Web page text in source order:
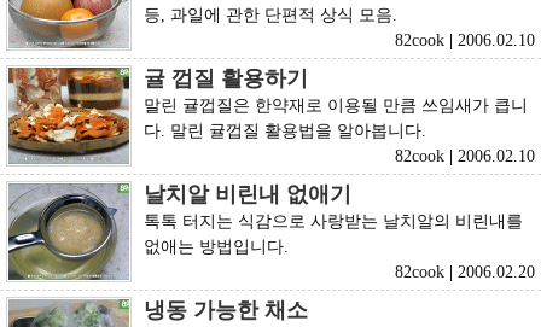
등, 과일에 관한 단편적 상식 모음.
82cook
2006.02.10
귤 껍질 활용하기
말린 귤껍질은 한약재로 이용될 만큼 쓰임새가 큽니
다. 말린 귤껍질 활용법을 알아봅니다.
82cook
2006.02.10
날치알 비린내 없애기
톡톡 터지는 식감으로 사랑받는 날치알의 비린내를
없애는 방법입니다.
82cook
2006.02.20
냉동 가능한 채소